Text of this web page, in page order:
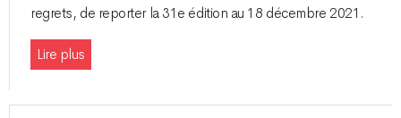
regrets, de reporter la 31e édition au 18 décembre 2021.
Lire plus